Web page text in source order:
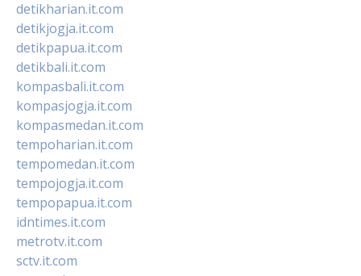
detikharian.it.com
detikjogja.it.com
detikpapua.it.com
detikbali.it.com
kompasbali.it.com
kompasjogja.it.com
kompasmedan.it.com
tempoharian.it.com
tempomedan.it.com
tempojogja.it.com
tempopapua.it.com
idntimes.it.com
metrotv.it.com
sctv.it.com